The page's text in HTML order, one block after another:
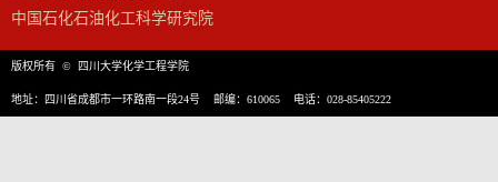
中国石化石油化工科学研究院
版权所有 © 四川大学化学工程学院
地址：四川省成都市一环路南一段24号 邮编：610065 电话：028-85405222